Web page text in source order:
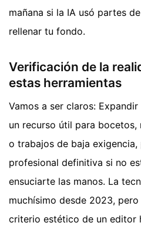
mañana si la IA usó partes
rellenar tu fondo.
Verificación de la
estas herramientas
Vamos a ser claros:
un recurso útil para bocetos,
o trabajos de baja
profesional definitiva si no
ensuciarte las manos. La
muchísimo desde 2023,
criterio estético de un editor